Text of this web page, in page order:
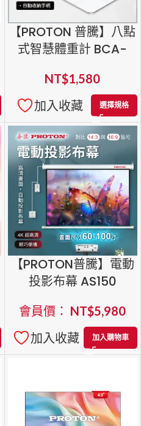
【PROTON 普騰】八點
式智慧體重計 BCA-
NT$1,580
加入收藏
選擇規格
【PROTON普騰】電動
投影布幕 AS150
會員價： NT$5,980
加入收藏
加入購物車